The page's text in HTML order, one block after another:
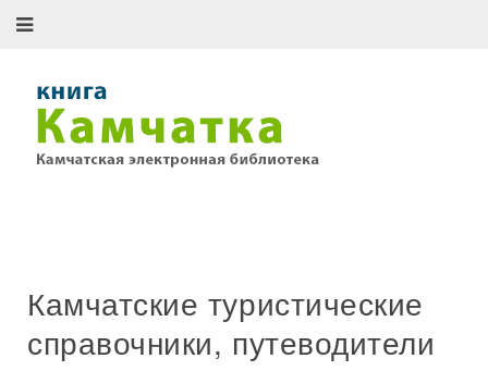
Камчатские туристические
справочники, путеводители